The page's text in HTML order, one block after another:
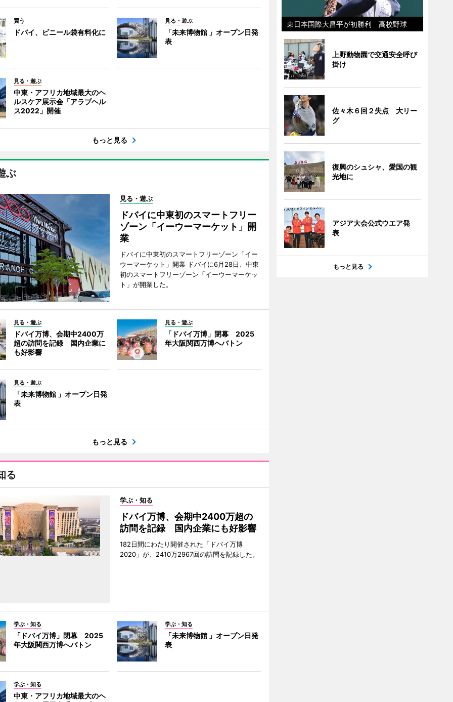
買う
ドバイ、ビニール袋有料化に
見る・遊ぶ
「未来博物館 」オープン日発
表
見る・遊ぶ
中東・アフリカ地域最大のヘ
ルスケア展示会「アラブヘル
ス2022」開催
もっと見る
ぶ
見る・遊ぶ
ドバイに中東初のスマートフリー
ゾーン「イーウーマーケット」開
業
ドバイに中東初のスマートフリーゾーン「イー
ウーマーケット」開業 ドバイに6月28日、中東
初のスマートフリーゾーン「イーウーマーケッ
ト」が開業した。
見る・遊ぶ
ドバイ万博、会期中2400万
超の訪問を記録 国内企業に
も好影響
見る・遊ぶ
「ドバイ万博」閉幕 2025
年大阪関西万博へバトン
見る・遊ぶ
「未来博物館 」オープン日発
表
もっと見る
る
学ぶ・知る
ドバイ万博、会期中2400万超の
訪問を記録 国内企業にも好影響
182日間にわたり開催された「ドバイ万博
2020」が、2410万2967回の訪問を記録した。
学ぶ・知る
「ドバイ万博」閉幕 2025
年大阪関西万博へバトン
学ぶ・知る
「未来博物館 」オープン日発
表
学ぶ・知る
中東・アフリカ地域最大のヘ
東日本国際大昌平が初勝利 高校野球
上野動物園で交通安全呼び
掛け
佐々木６回２失点 大リー
グ
復興のシュシャ、愛国の観
光地に
アジア大会公式ウエア発
表
もっと見る